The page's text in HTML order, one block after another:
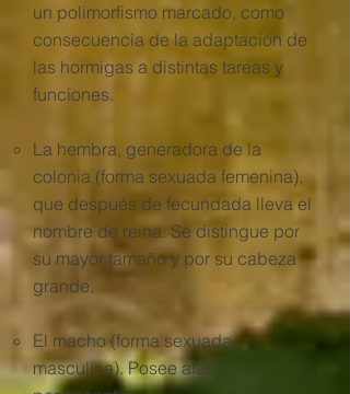
un polimorfismo marcado, como
consecuencia de la adaptación de
las hormigas a distintas tareas y
funciones.
La hembra, generadora de la
colonia (forma sexuada femenina),
que después de fecundada lleva el
nombre de reina. Se distingue por
su mayor tamaño y por su cabeza
grande.
El macho (forma sexuada
masculina). Posee alas